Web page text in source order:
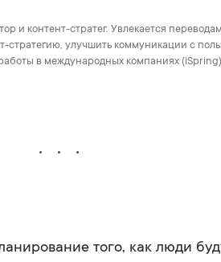
и контент-стратег. Увлекается
стратегию, улучшить коммуникации с
в международных компаниях
того, как люди